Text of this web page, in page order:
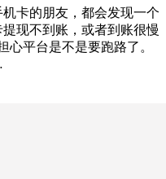
卡的朋友，都会发现一个
现不到账，或者到账很慢
心平台是不是要跑路了。